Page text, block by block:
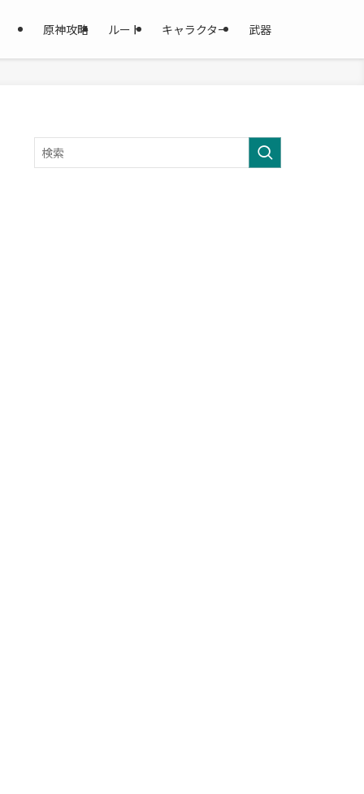
原神攻略 ルート キャラクター 武器